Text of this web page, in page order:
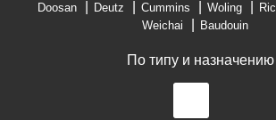
Doosan
Deutz Cummins Woling
Weichai
Baudouin
По типу и назначению